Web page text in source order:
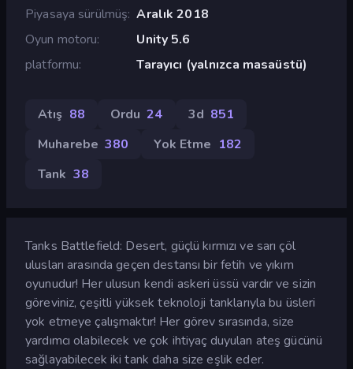
Piyasaya sürülmüş Aralık 2018
Oyun motoru
Unity 5.6
platformu
Tarayıcı (yalnızca masaüstü)
Atış 88 Ordu 24 3d 851
Muharebe 380 Yok Etme 182
Tank 38
Tanks Battlefield: Desert, güçlü kırmızı ve sarı çöl
ulusları arasında geçen destansı bir fetih ve yıkım
oyunudur! Her ulusun kendi askeri üssü vardır ve sizin
göreviniz, çeşitli yüksek teknoloji tanklarıyla bu üsleri
yok etmeye çalışmaktır! Her görev sırasında, size
yardımcı olabilecek ve çok ihtiyaç duyulan ateş gücünü
sağlayabilecek iki tank daha size eşlik eder.